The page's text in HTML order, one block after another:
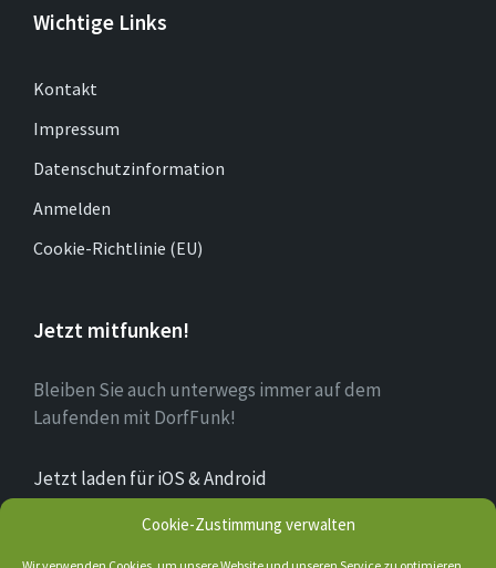
Cookie-Zustimmung verwalten
Wichtige Links
Kontakt
Impressum
Datenschutzinformation
Anmelden
Cookie-Richtlinie (EU)
Jetzt mitfunken!
Bleiben Sie auch unterwegs immer auf dem
Laufenden mit DorfFunk!
Jetzt laden für iOS & Android